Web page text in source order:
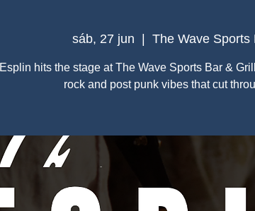
sáb, 27 jun The Wave Sports
Esplin hits the stage at The Wave Sports Bar &
rock and post punk vibes that cut